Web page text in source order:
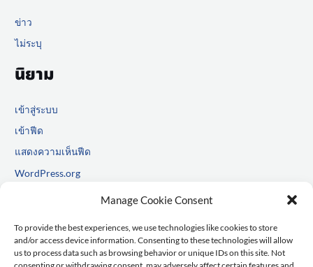
Manage Cookie Consent
To provide the best experiences, we use technologies like cookies to store
and/or access device information. Consenting to these technologies will allow
us to process data such as browsing behavior or unique IDs on this site. Not
ข่าว
ไม่ระบุ
นิยาม
เข้าสู่ระบบ
เข้าฟีด
แสดงความเห็นฟีด
WordPress.org